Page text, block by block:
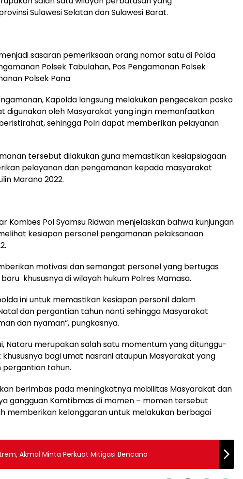
Sulawesi Selatan dan Sulawesi Barat.
sasaran pemeriksaan orang nomor satu di Polda
Polsek Tabulahan, Pos Pengamanan Polsek
Polsek Pana
Kapolda langsung melakukan pengecekan posko
digunakan oleh Masyarakat yang ingin memanfaatkan
sehingga Polri dapat memberikan pelayanan
tersebut dilakukan guna memastikan kesiapsiagaan
pelayanan dan pengamanan kepada masyarakat
Marano 2022.
Kombes Pol Syamsu Ridwan menjelaskan bahwa kunjungan
kesiapan personel pengamanan pelaksanaan
motivasi dan semangat personel yang bertugas
khususnya di wilayah hukum Polres Mamasa.
ini untuk memastikan kesiapan personil dalam
dan pergantian tahun nanti sehingga Masyarakat
dan nyaman”, pungkasnya.
Nataru merupakan salah satu momentum yang ditunggu-
bagi umat nasrani ataupun Masyarakat yang
tahun.
berimbas pada meningkatnya mobilitas Masyarakat dan
gangguan Kamtibmas di momen – momen tersebut
memberikan kelonggaran untuk melakukan berbagai
Akmal Minta Perkuat Mitigasi Bencana